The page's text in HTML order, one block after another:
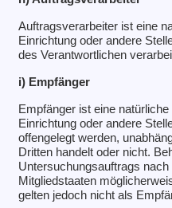
Auftragsverarbeiter ist eine
Einrichtung oder andere
des Verantwortlichen
i) Empfänger
Empfänger ist eine
Einrichtung oder andere
offengelegt werden,
Dritten handelt oder nicht.
Untersuchungsauftrags
Mitgliedstaaten
gelten jedoch nicht als